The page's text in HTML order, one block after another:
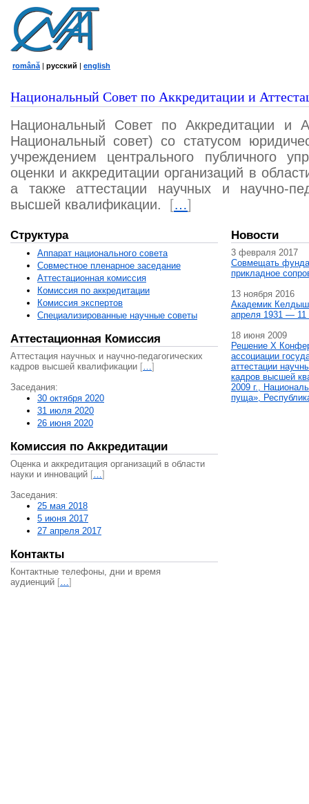
română | русский | english
Национальный Совет по Аккредитации и
Национальный Совет по Аккредитации и
Национальный совет) со статусом
учреждением центрального публичного
оценки и аккредитации организаций в
а также аттестации научных и научно-
высшей квалификации.
[…]
Структура
Аппарат национального совета
Совместное пленарное заседание
Аттестационная комисcия
Комиссия по аккредитации
Комиссия экспертов
Специализированные научные советы
Аттестационная Комиссия
Аттестация научных и научно-педагогических
кадров высшей квалификации […]
Заседания:
30 октября 2020
31 июля 2020
26 июня 2020
Комиссия по Аккредитации
Оценка и аккредитация организаций в области
науки и инноваций […]
Заседания:
25 мая 2018
5 июня 2017
27 апреля 2017
Контакты
Контактные телефоны, дни и время
аудиенций […]
Новости
3 февраля 2017
Совмещать
прикладное
13 ноября 2016
Академик
апреля 1931 — 11
18 июня 2009
Решение X
ассоциации
аттестации
кадров высшей
2009 г.,
пуща»,